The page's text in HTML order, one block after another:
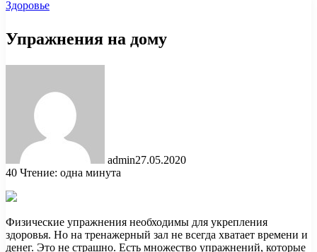
Здоровье
Упражнения на дому
admin27.05.2020
40 Чтение: одна минута
Физические упражнения необходимы для укрепления
здоровья. Но на тренажерный зал не всегда хватает времени и
денег. Это не страшно. Есть множество упражнений, которые